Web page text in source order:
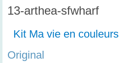
13-arthea-sfwharf
Kit Ma vie en couleurs
Original